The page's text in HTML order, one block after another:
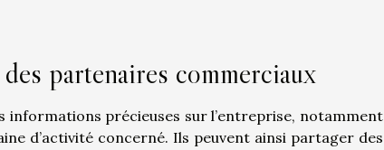
partenaires commerciaux
précieuses sur l’entreprise, notamment
d’activité concerné. Ils peuvent ainsi partager des